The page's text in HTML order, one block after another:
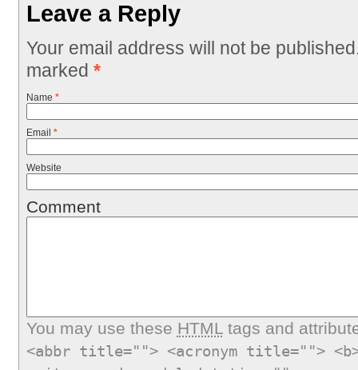
Leave a Reply
Your email address will not be
marked *
Name *
Email *
Website
Comment
You may use these HTMLtags and
<abbr title=""> <acronym title="">